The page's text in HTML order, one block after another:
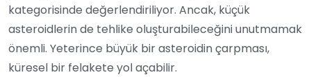
kategorisinde değerlendiriliyor. Ancak, küçük
asteroidlerin de tehlike oluşturabileceğini unutmamak
önemli. Yeterince büyük bir asteroidin çarpması,
küresel bir felakete yol açabilir.